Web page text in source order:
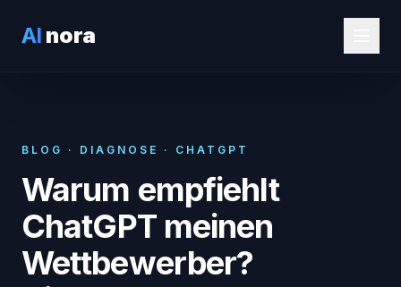
AI nora
BLOG · DIAGNOSE · CHATGPT
Warum empfiehlt
ChatGPT meinen
Wettbewerber?